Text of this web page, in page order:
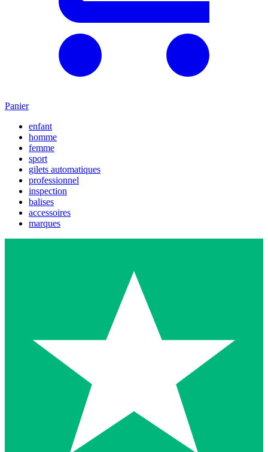
Panier
enfant
homme
femme
sport
gilets automatiques
professionnel
inspection
balises
accessoires
marques